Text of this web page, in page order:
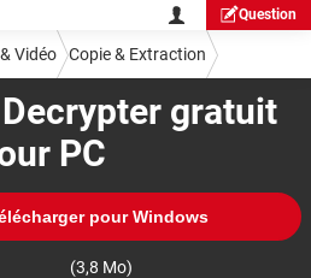
Question
Decrypter gratuit
PC
pour Windows
(3,8 Mo)
Vidéo Copie & Extraction